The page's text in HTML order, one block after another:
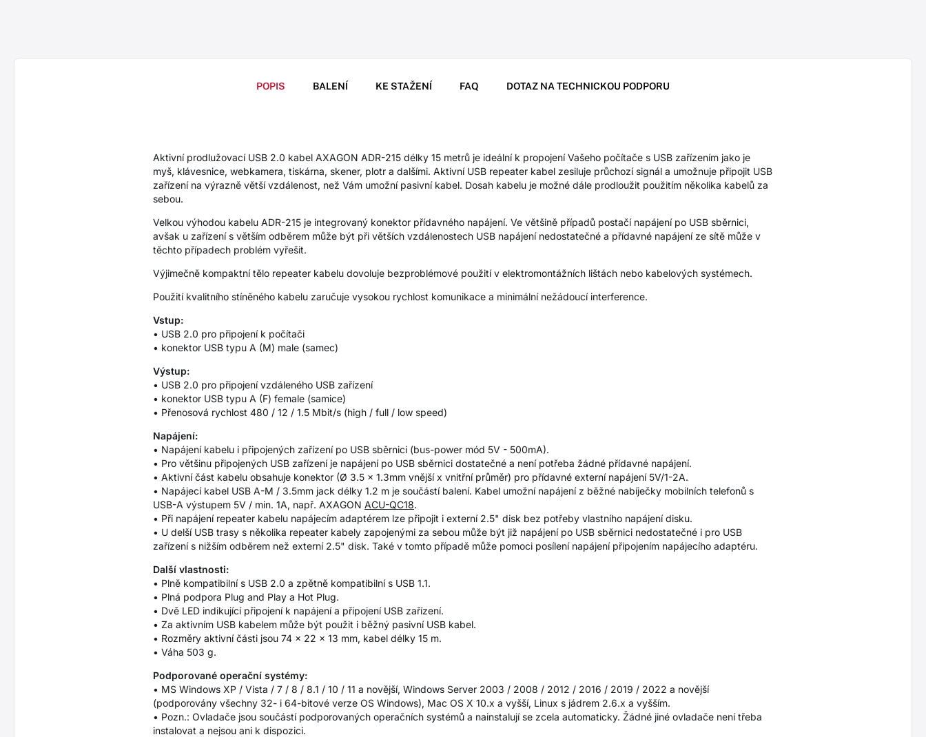
POPIS BALENÍ KE STAŽENÍ FAQ DOTAZ NA TECHNICKOU PODPORU
Aktivní prodlužovací USB 2.0 kabel AXAGON ADR-215 délky 15 metrů je ideální k propojení Vašeho počítače s USB zařízením jako je
myš, klávesnice, webkamera, tiskárna, skener, plotr a dalšími. Aktivní USB repeater kabel zesiluje průchozí signál a umožnuje připojit USB
zařízení na výrazně větší vzdálenost, než Vám umožní pasivní kabel. Dosah kabelu je možné dále prodloužit použitím několika kabelů za
sebou.
Velkou výhodou kabelu ADR-215 je integrovaný konektor přídavného napájení. Ve většině případů postačí napájení po USB sběrnici,
avšak u zařízení s větším odběrem může být při větších vzdálenostech USB napájení nedostatečné a přídavné napájení ze sítě může v
těchto případech problém vyřešit.
Výjimečně kompaktní tělo repeater kabelu dovoluje bezproblémové použití v elektromontážních lištách nebo kabelových systémech.
Použití kvalitního stíněného kabelu zaručuje vysokou rychlost komunikace a minimální nežádoucí interference.
Vstup:
• USB 2.0 pro připojení k počítači
• konektor USB typu A (M) male (samec)
Výstup:
• USB 2.0 pro připojení vzdáleného USB zařízení
• konektor USB typu A (F) female (samice)
• Přenosová rychlost 480 / 12 / 1.5 Mbit/s (high / full / low speed)
Napájení:
• Napájení kabelu i připojených zařízení po USB sběrnici (bus-power mód 5V - 500mA).
• Pro většinu připojených USB zařízení je napájení po USB sběrnici dostatečné a není potřeba žádné přídavné napájení.
• Aktivní část kabelu obsahuje konektor (Ø 3.5 x 1.3mm vnější x vnitřní průměr) pro přídavné externí napájení 5V/1-2A.
• Napájecí kabel USB A-M / 3.5mm jack délky 1.2 m je součástí balení. Kabel umožní napájení z běžné nabíječky mobilních telefonů s
USB-A výstupem 5V / min. 1A, např. AXAGON ACU-QC18.
• Při napájení repeater kabelu napájecím adaptérem lze připojit i externí 2.5" disk bez potřeby vlastního napájení disku.
• U delší USB trasy s několika repeater kabely zapojenými za sebou může být již napájení po USB sběrnici nedostatečné i pro USB
zařízení s nižším odběrem než externí 2.5" disk. Také v tomto případě může pomoci posílení napájení připojením napájecího adaptéru.
Další vlastnosti:
• Plně kompatibilní s USB 2.0 a zpětně kompatibilní s USB 1.1.
• Plná podpora Plug and Play a Hot Plug.
• Dvě LED indikující připojení k napájení a připojení USB zařízení.
• Za aktivním USB kabelem může být použit i běžný pasivní USB kabel.
• Rozměry aktivní části jsou 74 x 22 x 13 mm, kabel délky 15 m.
• Váha 503 g.
Podporované operační systémy:
• MS Windows XP / Vista / 7 / 8 / 8.1 / 10 / 11 a novější, Windows Server 2003 / 2008 / 2012 / 2016 / 2019 / 2022 a novější
(podporovány všechny 32- i 64-bitové verze OS Windows), Mac OS X 10.x a vyšší, Linux s jádrem 2.6.x a vyšším.
• Pozn.: Ovladače jsou součástí podporovaných operačních systémů a nainstalují se zcela automaticky. Žádné jiné ovladače není třeba
instalovat a nejsou ani k dispozici.